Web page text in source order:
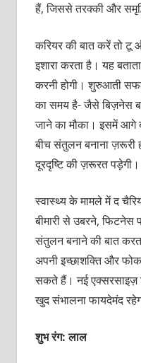
हैं, जिससे तरक्की और
करियर की बात करें तो
इशारा करता है। यह
करनी होगी। शुरुआती
का समय है- जैसे बिज़नेस
जाने का मौका। इसमें आगे
बीच संतुलन बनाना ज़रूरी
दूरदृष्टि की ज़रूरत पड़ेगी।
स्वास्थ्य के मामले में द
बीमारी से उबरने, फिटनेस
संतुलन बनाने की बात
अपनी इच्छाशक्ति और
सकते हैं। नई एक्सरसाइज़
खुद संभालना फायदेमंद
शुभ रंग: लाल